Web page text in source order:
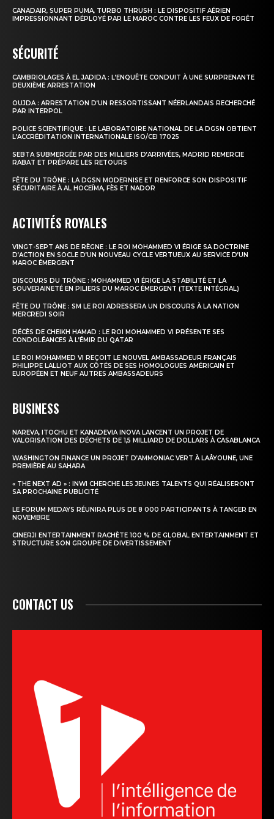
CANADAIR, SUPER PUMA, TURBO THRUSH : LE DISPOSITIF AÉRIEN
IMPRESSIONNANT DÉPLOYÉ PAR LE MAROC CONTRE LES FEUX DE FORÊT
SÉCURITÉ
CAMBRIOLAGES À EL JADIDA : L’ENQUÊTE CONDUIT À UNE SURPRENANTE
DEUXIÈME ARRESTATION
OUJDA : ARRESTATION D’UN RESSORTISSANT NÉERLANDAIS RECHERCHÉ
PAR INTERPOL
POLICE SCIENTIFIQUE : LE LABORATOIRE NATIONAL DE LA DGSN OBTIENT
L’ACCRÉDITATION INTERNATIONALE ISO/CEI 17025
SEBTA SUBMERGÉE PAR DES MILLIERS D’ARRIVÉES, MADRID REMERCIE
RABAT ET PRÉPARE LES RETOURS
FÊTE DU TRÔNE : LA DGSN MODERNISE ET RENFORCE SON DISPOSITIF
SÉCURITAIRE À AL HOCEÏMA, FÈS ET NADOR
ACTIVITÉS ROYALES
VINGT-SEPT ANS DE RÈGNE : LE ROI MOHAMMED VI ÉRIGE SA DOCTRINE
D’ACTION EN SOCLE D’UN NOUVEAU CYCLE VERTUEUX AU SERVICE D’UN
MAROC ÉMERGENT
DISCOURS DU TRÔNE : MOHAMMED VI ÉRIGE LA STABILITÉ ET LA
SOUVERAINETÉ EN PILIERS DU MAROC ÉMERGENT (TEXTE INTÉGRAL)
FÊTE DU TRÔNE : SM LE ROI ADRESSERA UN DISCOURS À LA NATION
MERCREDI SOIR
DÉCÈS DE CHEIKH HAMAD : LE ROI MOHAMMED VI PRÉSENTE SES
CONDOLÉANCES À L’ÉMIR DU QATAR
LE ROI MOHAMMED VI REÇOIT LE NOUVEL AMBASSADEUR FRANÇAIS
PHILIPPE LALLIOT AUX CÔTÉS DE SES HOMOLOGUES AMÉRICAIN ET
EUROPÉEN ET NEUF AUTRES AMBASSADEURS
BUSINESS
NAREVA, ITOCHU ET KANADEVIA INOVA LANCENT UN PROJET DE
VALORISATION DES DÉCHETS DE 1,5 MILLIARD DE DOLLARS À CASABLANCA
WASHINGTON FINANCE UN PROJET D’AMMONIAC VERT À LAÂYOUNE, UNE
PREMIÈRE AU SAHARA
« THE NEXT AD » : INWI CHERCHE LES JEUNES TALENTS QUI RÉALISERONT
SA PROCHAINE PUBLICITÉ
LE FORUM MEDAYS RÉUNIRA PLUS DE 8 000 PARTICIPANTS À TANGER EN
NOVEMBRE
CINERJI ENTERTAINMENT RACHÈTE 100 % DE GLOBAL ENTERTAINMENT ET
STRUCTURE SON GROUPE DE DIVERTISSEMENT
CONTACT US